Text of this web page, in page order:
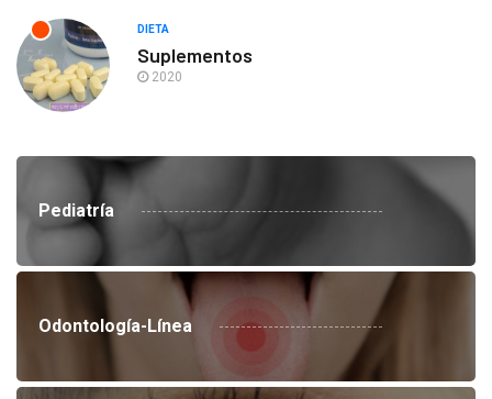
DIETA
Suplementos
2020
Pediatría
Odontología-Línea